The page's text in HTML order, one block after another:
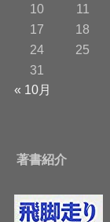
10
11
17
18
24
25
31
« 10月
著書紹介